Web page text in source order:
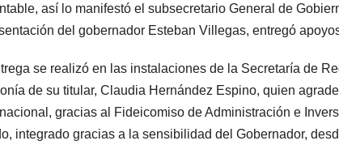
así lo manifestó el subsecretario General de
del gobernador Esteban Villegas, entregó
se realizó en las instalaciones de la Secretaría de
de su titular, Claudia Hernández Espino, quien
gracias al Fideicomiso de Administración e
integrado gracias a la sensibilidad del Gobernador,